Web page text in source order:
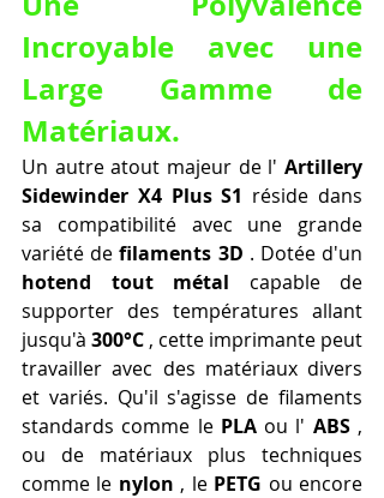
Incroyable avec une
Large Gamme de
Matériaux.
Un autre atout majeur de l' Artillery
Sidewinder X4 Plus S1 réside dans
sa compatibilité avec une grande
variété de filaments 3D
hotend tout métal capable de
supporter des températures allant
jusqu'à 300°C , cette imprimante peut
travailler avec des matériaux divers
et variés. Qu'il s'agisse de filaments
standards comme le PLA ou l' ABS ,
ou de matériaux plus techniques
comme le nylon , le PETG ou encore